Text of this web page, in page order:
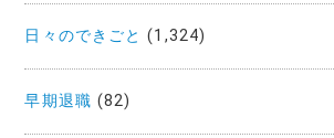
日々のできごと (1,324)
早期退職 (82)